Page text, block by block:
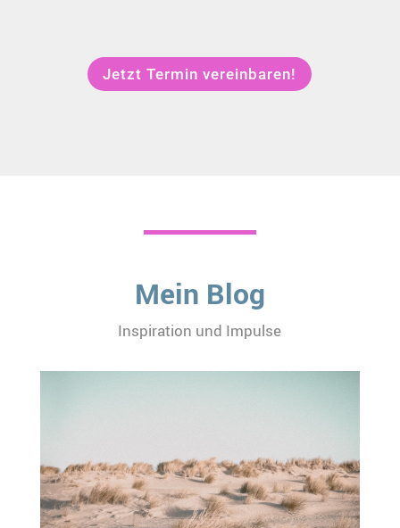
Jetzt Termin vereinbaren!
Mein Blog
Inspiration und Impulse